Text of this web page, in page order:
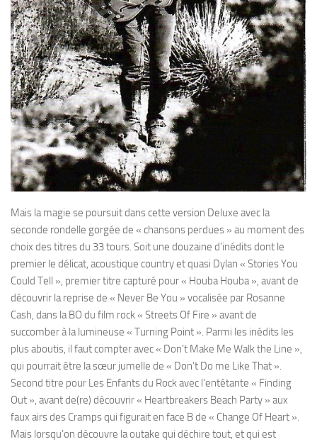
Mais la magie se poursuit dans cette version Deluxe avec la
seconde rondelle gorgée de « chansons perdues » au moment des
choix des titres du 33 tours. Soit une douzaine d’inédits dont le
premier le délicat, acoustique country et quasi Dylan « Stories You
Could Tell », premier titre capturé pour « Houba Houba », avant de
découvrir la reprise de « Never Be You » vocalisée par Rosanne
Cash, dans la BO du film rock « Streets Of Fire » avant de
succomber à la lumineuse « Turning Point ». Parmi les inédits les
plus aboutis, il faut compter avec « Don’t Make Me Walk the Line »,
qui pourrait être la sœur jumelle de « Don’t Do me Like That ».
Second titre pour Les Enfants du Rock avec l’entêtante « Finding
Out », avant de(re) découvrir « Heartbreakers Beach Party » aux
faux airs des Cramps qui figurait en face B de « Change Of Heart ».
Mais lorsqu’on découvre la outake qui déchire tout, et qui est